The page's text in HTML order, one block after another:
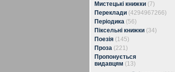
Мистецькі книжки (7)
Переклади (4294967266)
Періодика (56)
Піксельні книжки (34)
Поезія (145)
Проза (221)
Пропонується
видавцям (13)